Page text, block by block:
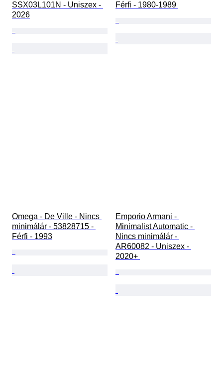
SSX03L101N - Uniszex -
2026
Férfi - 1980-1989
Omega - De Ville - Nincs
minimálár - 53828715 -
Férfi - 1993
Emporio Armani -
Minimalist Automatic -
Nincs minimálár -
AR60082 - Uniszex -
2020+